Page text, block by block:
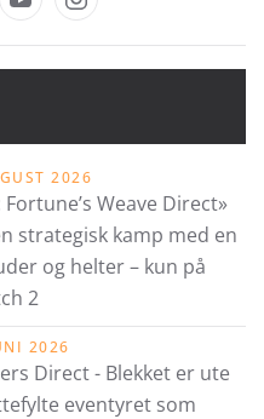
2026
Weave Direct»
strategisk kamp med en
og helter – kun på
2
2026
Direct - Blekket er ute
eventyret som